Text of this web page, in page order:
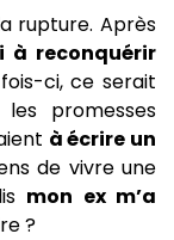
rupture. Après
à reconquérir
ci, ce serait
promesses
à écrire un
de vivre une
mon ex m’a
?